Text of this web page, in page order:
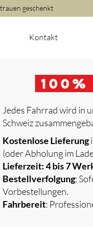
geschenkt
Kontakt
100
Jedes Fahrrad wird in
Schweiz
Kostenlose Lieferung
(oder Abholung im
Lieferzeit: 4 bis 7
Bestellverfolgung:
Vorbestellungen.
Fahrbereit: